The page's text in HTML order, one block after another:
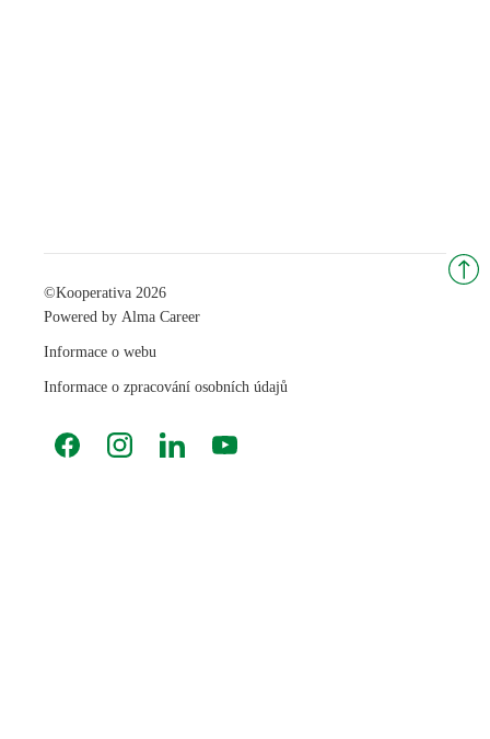
©Kooperativa 2026
Powered by Alma Career
Informace o webu
Informace o zpracování osobních údajů
FacebookInstagramLinkedInYouTube